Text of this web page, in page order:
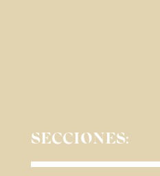
SECCIONES: